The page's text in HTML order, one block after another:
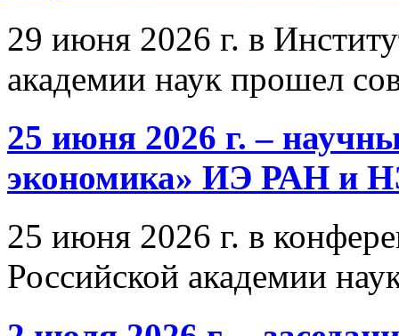
29 июня 2026 г. в
академии наук прошел
25 июня 2026 г. –
экономика» ИЭ РАН и
25 июня 2026 г. в
Российской академии